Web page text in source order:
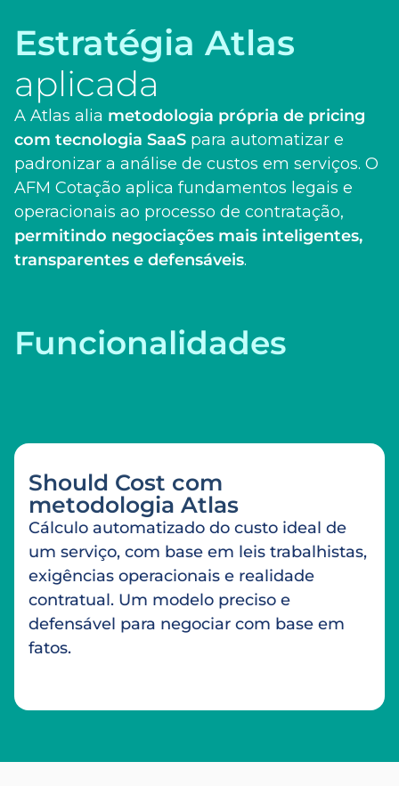
Estratégia Atlas
aplicada
A Atlas alia metodologia própria de pricing
com tecnologia SaaS para automatizar e
padronizar a análise de custos em serviços. O
AFM Cotação aplica fundamentos legais e
operacionais ao processo de contratação,
permitindo negociações mais inteligentes,
transparentes e defensáveis.
Funcionalidades
Should Cost com
metodologia Atlas
Cálculo automatizado do custo ideal de
um serviço, com base em leis trabalhistas,
exigências operacionais e realidade
contratual. Um modelo preciso e
defensável para negociar com base em
fatos.